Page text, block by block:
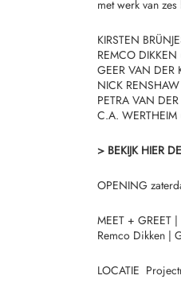
met werk van zes
KIRSTEN
REMCO
GEER VAN DER
NICK
PETRA VAN
C.A.
> BEKIJK HIER
OPENING
MEET + GREET
Remco Dikken |
LOCATIE